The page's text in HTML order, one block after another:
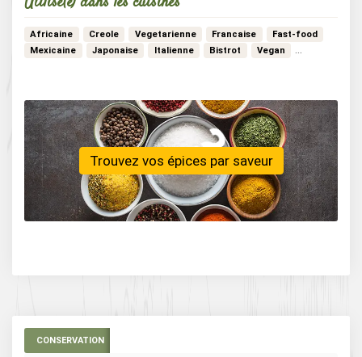
Africaine Creole Vegetarienne Francaise
Fast-food
Mexicaine
Japonaise Italienne Bistrot Vegan …
Trouvez vos épices par saveur
CONSERVATION